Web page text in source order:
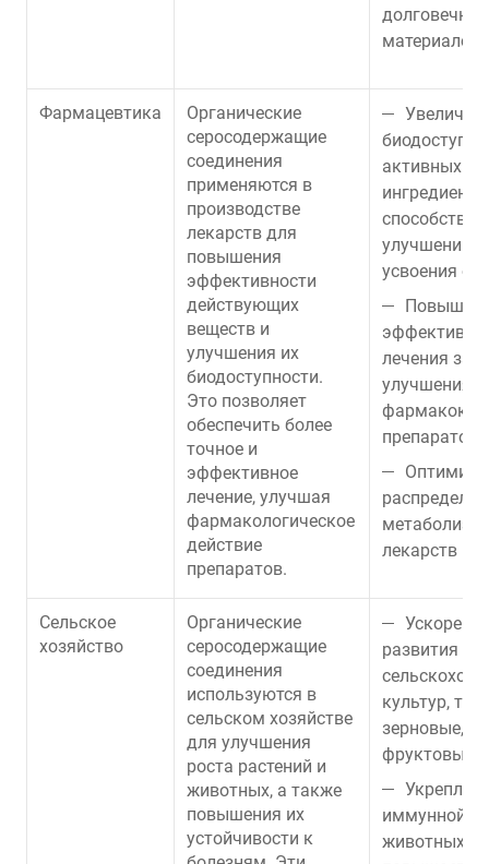
материалов.
Фармацевтика
Органические
серосодержащие
соединения
применяются в
производстве
лекарств для
повышения
эффективности
действующих
веществ и
улучшения их
биодоступности.
Это позволяет
обеспечить более
точное и
эффективное
лечение, улучшая
фармакологическое
действие
препаратов.
активных
улучшению
усвоения
лечения за
улучшения
препаратов;
лекарств в
Сельское
хозяйство
Органические
серосодержащие
соединения
используются в
сельском хозяйстве
для улучшения
роста растений и
животных, а также
повышения их
устойчивости к
развития
культур,
зерновые,
фруктовые
иммунной
животных,